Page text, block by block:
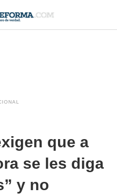
que a
se les diga
y no